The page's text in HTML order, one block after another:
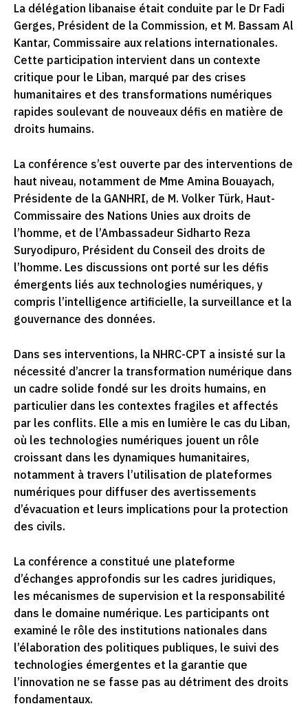
La délégation libanaise était conduite par le Dr Fadi
Gerges, Président de la Commission, et M. Bassam Al
Kantar, Commissaire aux relations internationales.
Cette participation intervient dans un contexte
critique pour le Liban, marqué par des crises
humanitaires et des transformations numériques
rapides soulevant de nouveaux défis en matière de
droits humains.
La conférence s’est ouverte par des interventions de
haut niveau, notamment de Mme Amina Bouayach,
Présidente de la GANHRI, de M. Volker Türk, Haut-
Commissaire des Nations Unies aux droits de
l’homme, et de l’Ambassadeur Sidharto Reza
Suryodipuro, Président du Conseil des droits de
l’homme. Les discussions ont porté sur les défis
émergents liés aux technologies numériques, y
compris l’intelligence artificielle, la surveillance et la
gouvernance des données.
Dans ses interventions, la NHRC-CPT a insisté sur la
nécessité d’ancrer la transformation numérique dans
un cadre solide fondé sur les droits humains, en
particulier dans les contextes fragiles et affectés
par les conflits. Elle a mis en lumière le cas du Liban,
où les technologies numériques jouent un rôle
croissant dans les dynamiques humanitaires,
notamment à travers l’utilisation de plateformes
numériques pour diffuser des avertissements
d’évacuation et leurs implications pour la protection
des civils.
La conférence a constitué une plateforme
d’échanges approfondis sur les cadres juridiques,
les mécanismes de supervision et la responsabilité
dans le domaine numérique. Les participants ont
examiné le rôle des institutions nationales dans
l’élaboration des politiques publiques, le suivi des
technologies émergentes et la garantie que
l’innovation ne se fasse pas au détriment des droits
fondamentaux.